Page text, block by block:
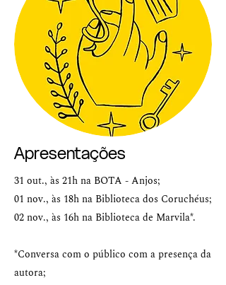
Apresentações
31 out., às 21h na BOTA - Anjos;
01 nov., às 18h na Biblioteca dos Coruchéus;
02 nov., às 16h na Biblioteca de Marvila*.
*Conversa com o público com a presença da
autora;